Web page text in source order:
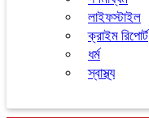
লাইফস্টাইল
ক্রাইম রিপোর্ট
ধর্ম
স্বাস্থ্য